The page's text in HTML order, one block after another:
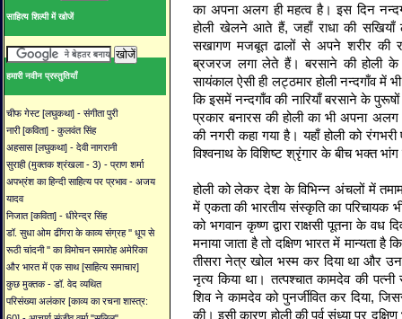
साहित्य शिल्पी में खोजें
हमारी नवीन प्रस्तुतियाँ
चीफ गेस्ट [लघुकथा] - संगीता पुरी
नारी [कविता] - कुलवंत सिंह
अहसास [लघुकथा] - देवी नागरानी
सुराही (मुक्तक श्रंखला - 3) - प्राण शर्मा
अपभ्रंश का हिन्दी साहित्य पर प्रभाव - अजय
यादव
निजात [कविता] - धीरेन्द्र सिंह
डॉ. सुधा ओम ढींगरा के काव्य संग्रह '' धूप से
रूठी चांदनी '' का विमोचन समारोह अमेरिका
और भारत में एक साथ [साहित्य समाचार]
कुछ मुक्तक - डॉ. वेद व्यथित
परिसंख्या अलंकार [काव्य का रचना शास्त्र:
का अपना अलग ही महत्व है। इस दिन
होली खेलने आते हैं, जहाँ राधा की सखियाँ
सखागण मजबूत ढालों से अपने शरीर की
ब्रजरज लगा लेते हैं। बरसाने की होली
सायंकाल ऐसी ही लट्ठमार होली नन्दगाँव में
कि इसमें नन्दगाँव की नारियाँ बरसाने के
प्रकार बनारस की होली का भी अपना
की नगरी कहा गया है। यहाँ होली को
विश्वनाथ के विशिष्ट श्रृंगार के बीच भक्त
होली को लेकर देश के विभिन्न अंचलों में तमाम
में एकता की भारतीय संस्कृति का परिचायक
को भगवान कृष्ण द्वारा राक्षसी पूतना के
मनाया जाता है तो दक्षिण भारत में मान्यता
तीसरा नेत्र खोल भस्म कर दिया था और
नृत्य किया था। तत्पश्चात कामदेव की
शिव ने कामदेव को पुनर्जीवित कर दिया,
की। इसी कारण होली की पूर्व संध्या पर